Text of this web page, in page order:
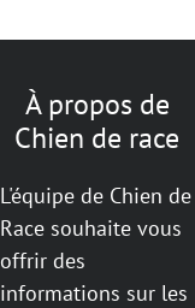
À propos de
Chien de race
L'équipe de Chien de
Race souhaite vous
offrir des
informations sur les